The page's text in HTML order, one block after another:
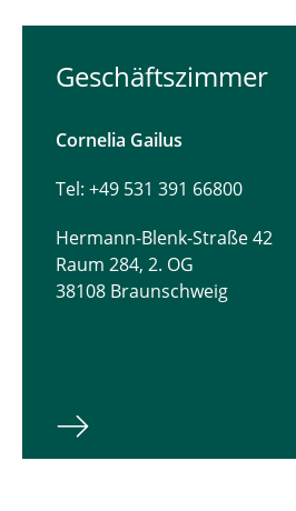
Geschäftszimmer
Cornelia Gailus
Tel: +49 531 391 66800
Hermann-Blenk-Straße 42
Raum 284, 2. OG
38108 Braunschweig